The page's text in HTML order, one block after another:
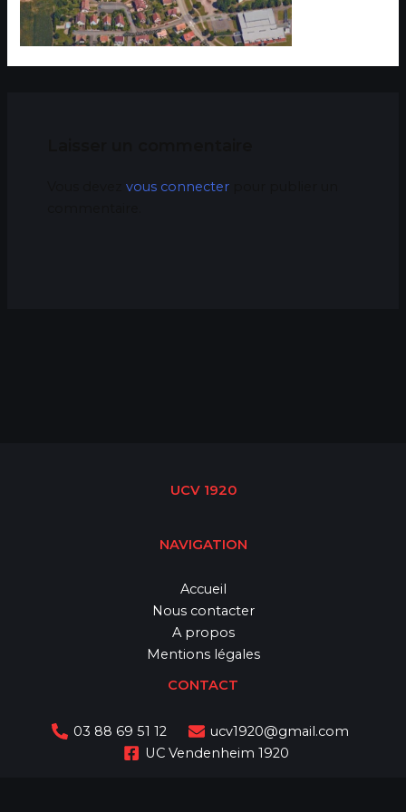
vous connecterpour publier un
UCV 1920
NAVIGATION
Accueil
Nous contacter
A propos
Mentions légales
CONTACT
03 88 69 51 12
ucv1920@gmail.com
UC Vendenheim 1920